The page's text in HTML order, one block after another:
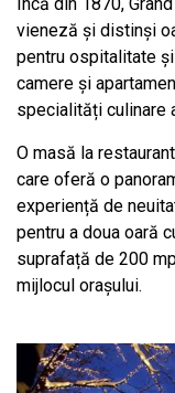
vieneză și distinși
pentru ospitalitate
camere și
specialități culinare
O masă la
care oferă o
experiență de
pentru a doua oară
suprafață de 200
mijlocul orașului.